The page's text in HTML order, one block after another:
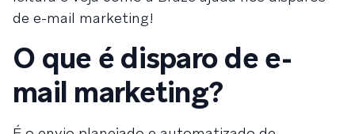
de e-mail marketing!
O que é disparo de e-
mail marketing?